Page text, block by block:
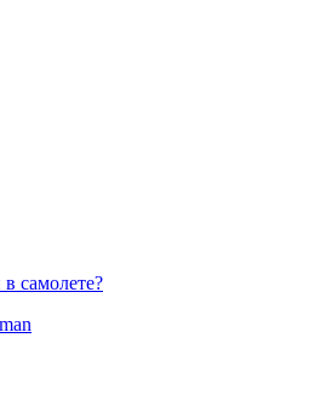
самолете?